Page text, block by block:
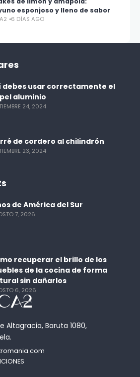
esponjoso y lleno de sabor
6 DÍAS AGO
Altagracia, Baruta 1080,
debes usar correctamente el
aluminio
24, 2024
de cordero al chilindrón
23, 2024
de América del Sur
7, 2026
recuperar el brillo de los
de la cocina de forma
sin dañarlos
6, 2026